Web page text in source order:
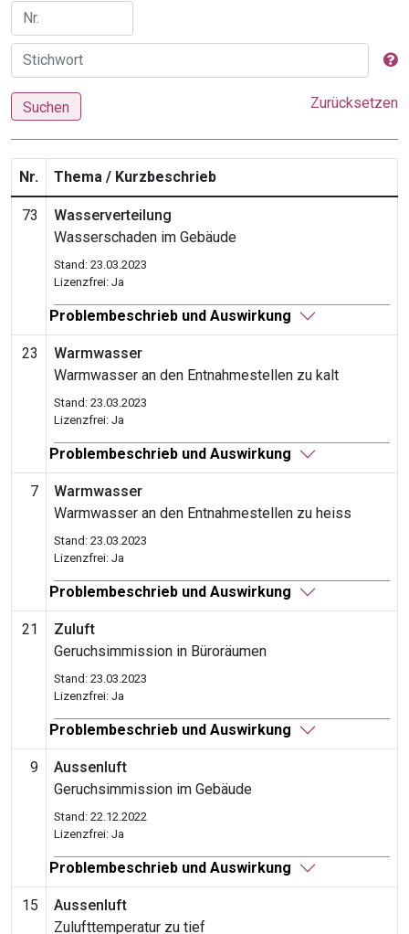
Suchen Zurücksetzen
Nr. Thema / Kurzbeschrieb
73
Wasserverteilung
Wasserschaden im Gebäude
Stand: 23.03.2023
Lizenzfrei: Ja
Problembeschrieb und Auswirkung
23
Warmwasser
Warmwasser an den Entnahmestellen zu kalt
Stand: 23.03.2023
Lizenzfrei: Ja
Problembeschrieb und Auswirkung
7
Warmwasser
Warmwasser an den Entnahmestellen zu heiss
Stand: 23.03.2023
Lizenzfrei: Ja
Problembeschrieb und Auswirkung
21
Zuluft
Geruchsimmission in Büroräumen
Stand: 23.03.2023
Lizenzfrei: Ja
Problembeschrieb und Auswirkung
9
Aussenluft
Geruchsimmission im Gebäude
Stand: 22.12.2022
Lizenzfrei: Ja
Problembeschrieb und Auswirkung
15
Aussenluft
Zulufttemperatur zu tief